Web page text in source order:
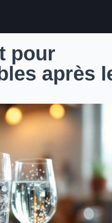
pour
après